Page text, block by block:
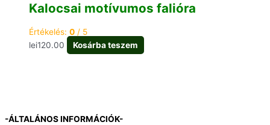
Kalocsai motívumos falióra
Értékelés: 0 / 5
lei120.00 Kosárba teszem
-ÁLTALÁNOS INFORMÁCIÓK-